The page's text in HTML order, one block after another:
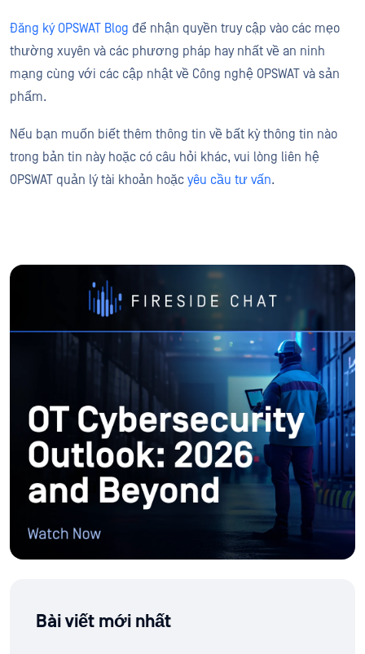
Đăng ký OPSWAT Blog để nhận quyền truy cập vào các mẹo
thường xuyên và các phương pháp hay nhất về an ninh
mạng cùng với các cập nhật về Công nghệ OPSWAT và sản
phẩm.
Nếu bạn muốn biết thêm thông tin về bất kỳ thông tin nào
trong bản tin này hoặc có câu hỏi khác, vui lòng liên hệ
OPSWAT quản lý tài khoản hoặc yêu cầu tư vấn.
Bài viết mới nhất